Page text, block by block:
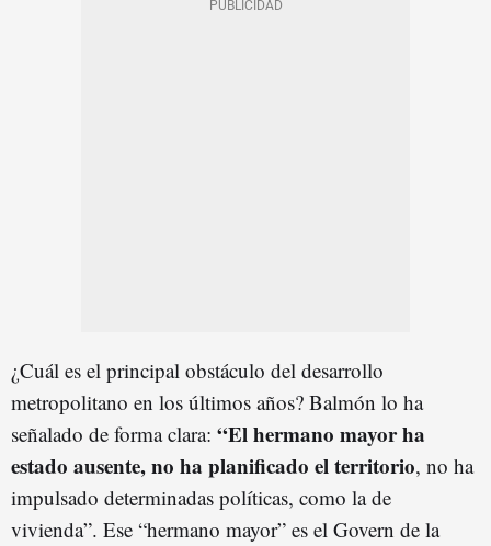
¿Cuál es el principal obstáculo del desarrollo
metropolitano en los últimos años? Balmón lo ha
señalado de forma clara: “El hermano mayor ha
estado ausente, no ha planificado el territorio, no ha
impulsado determinadas políticas, como la de
vivienda”. Ese “hermano mayor” es el Govern de la